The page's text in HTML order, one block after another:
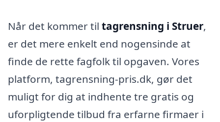
Når det kommer til tagrensning i Struer,
er det mere enkelt end nogensinde at
finde de rette fagfolk til opgaven. Vores
platform, tagrensning-pris.dk, gør det
muligt for dig at indhente tre gratis og
uforpligtende tilbud fra erfarne firmaer i